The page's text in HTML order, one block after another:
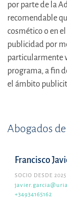
por parte de la
recomendable
cosmético o en
publicidad por
particularmente
programa, a fin
el ámbito
Abogados
Francisco
SOCIO DESDE 2025
+34934165162